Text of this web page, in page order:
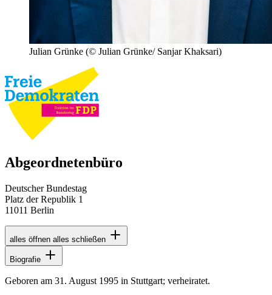
Julian Grünke (© Julian Grünke/ Sanjar Khaksari)
Abgeordnetenbüro
Deutscher Bundestag
Platz der Republik 1
11011 Berlin
alles öffnen alles schließen
Biografie
Geboren am 31. August 1995 in Stuttgart; verheiratet.